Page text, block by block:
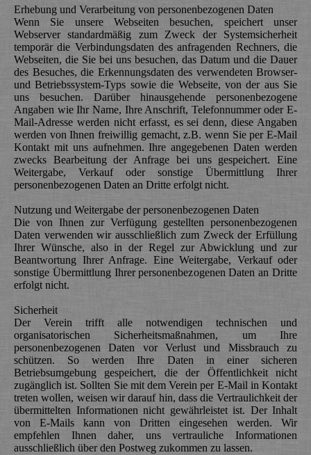
Erhebung und Verarbeitung von personenbezogenen Daten
Wenn Sie unsere Webseiten besuchen, speichert unser
Webserver standardmäßig zum Zweck der Systemsicherheit
temporär die Verbindungsdaten des anfragenden Rechners, die
Webseiten, die Sie bei uns besuchen, das Datum und die Dauer
des Besuches, die Erkennungsdaten des verwendeten Browser-
und Betriebssystem-Typs sowie die Webseite, von der aus Sie
uns besuchen. Darüber hinausgehende personenbezogene
Angaben wie Ihr Name, Ihre Anschrift, Telefonnummer oder E-
Mail-Adresse werden nicht erfasst, es sei denn, diese Angaben
werden von Ihnen freiwillig gemacht, z.B. wenn Sie per E-Mail
Kontakt mit uns aufnehmen. Ihre angegebenen Daten werden
zwecks Bearbeitung der Anfrage bei uns gespeichert. Eine
Weitergabe, Verkauf oder sonstige Übermittlung Ihrer
personenbezogenen Daten an Dritte erfolgt nicht.
Nutzung und Weitergabe der personenbezogenen Daten
Die von Ihnen zur Verfügung gestellten personenbezogenen
Daten verwenden wir ausschließlich zum Zweck der Erfüllung
Ihrer Wünsche, also in der Regel zur Abwicklung und zur
Beantwortung Ihrer Anfrage. Eine Weitergabe, Verkauf oder
sonstige Übermittlung Ihrer personenbezogenen Daten an Dritte
erfolgt nicht.
Sicherheit
Der Verein trifft alle notwendigen technischen und
organisatorischen Sicherheitsmaßnahmen, um Ihre
personenbezogenen Daten vor Verlust und Missbrauch zu
schützen. So werden Ihre Daten in einer sicheren
Betriebsumgebung gespeichert, die der Öffentlichkeit nicht
zugänglich ist. Sollten Sie mit dem Verein per E-Mail in Kontakt
treten wollen, weisen wir darauf hin, dass die Vertraulichkeit der
übermittelten Informationen nicht gewährleistet ist. Der Inhalt
von E-Mails kann von Dritten eingesehen werden. Wir
empfehlen Ihnen daher, uns vertrauliche Informationen
ausschließlich über den Postweg zukommen zu lassen.